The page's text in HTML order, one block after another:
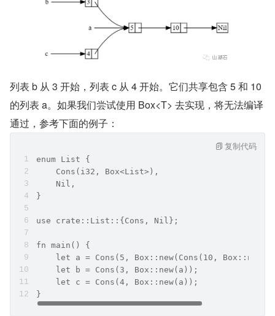
列表 b 从 3 开始，列表 c 从 4 开始。它们共享包含 5 和 10
的列表 a。如果我们尝试使用 Box<T> 去实现，将无法编译
通过，参考下面的例子：
enum List {
    Cons(i32, Box<List>),
    Nil,
}
use crate::List::{Cons, Nil};
fn main() {
let a = Cons(5, Box::new(Cons(10,
    let b = Cons(3, Box::new(a));
    let c = Cons(4, Box::new(a));
}
复制代码